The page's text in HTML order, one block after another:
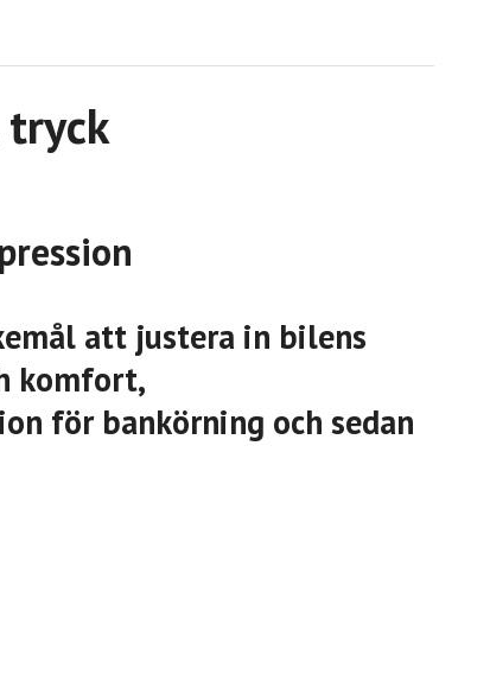
tryck
att justera in bilens
komfort,
för bankörning och sedan